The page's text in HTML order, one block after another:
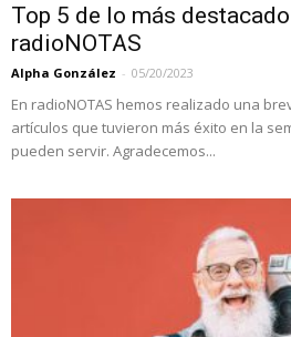
Top 5 de lo más
radioNOTAS
Alpha González - 05/20/2023
En radioNOTAS hemos realizado una
artículos que tuvieron más éxito en la
pueden servir. Agradecemos...